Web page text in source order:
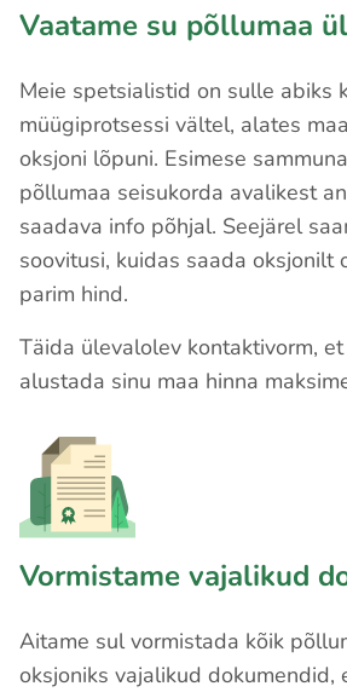
Vaatame su põllumaa
Meie spetsialistid on sulle abiks
müügiprotsessi vältel, alates
oksjoni lõpuni. Esimese
põllumaa seisukorda avalikest
saadava info põhjal. Seejärel
soovitusi, kuidas saada oksjonilt
parim hind.
Täida ülevalolev kontaktivorm,
alustada sinu maa hinna
Vormistame vajalikud
Aitame sul vormistada kõik
oksjoniks vajalikud dokumendid,